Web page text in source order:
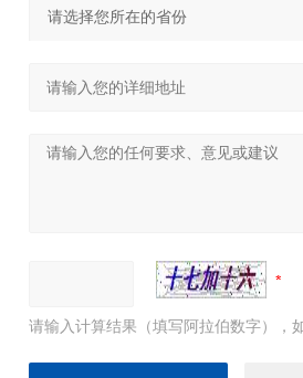
请输入计算结果（填写阿拉伯数字），